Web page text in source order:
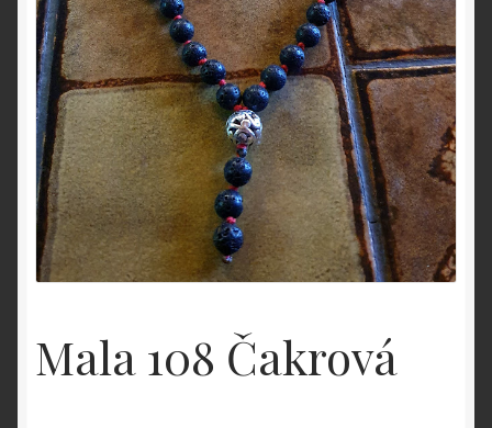
O nás
OBCHODNÉ PODMIENKY
Pokladňa
Zásady ochrany osobných údajov
Mala 108 Čakrová